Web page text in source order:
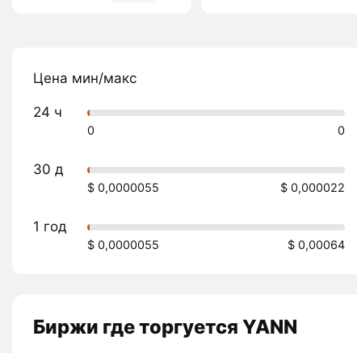
Цена мин/макс
24 ч
0 0
30 д
$ 0,0000055 $ 0,000022
1 год
$ 0,0000055 $ 0,00064
Биржи где торгуется YANN